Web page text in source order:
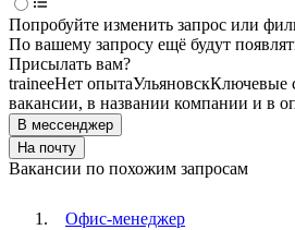
Попробуйте изменить запрос или
По вашему запросу ещё будут
Присылать вам?
traineeНет опытаУльяновскКлючевые
вакансии, в названии компании и в
В мессенджер
На почту
Вакансии по похожим запросам
Офис-менеджер